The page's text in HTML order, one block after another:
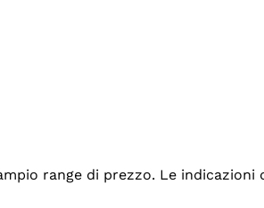
range di prezzo. Le indicazioni